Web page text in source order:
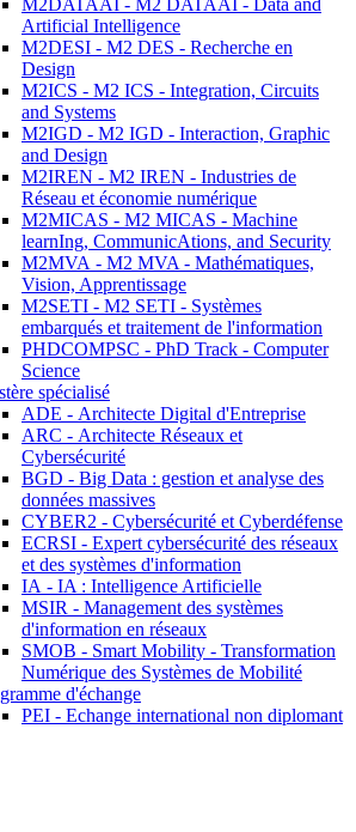
M2DATAAI - M2 DATAAI - Data and
Artificial Intelligence
M2DESI - M2 DES - Recherche en
Design
M2ICS - M2 ICS - Integration, Circuits
and Systems
M2IGD - M2 IGD - Interaction, Graphic
and Design
M2IREN - M2 IREN - Industries de
Réseau et économie numérique
M2MICAS - M2 MICAS - Machine
learnIng, CommunicAtions, and Security
M2MVA - M2 MVA - Mathématiques,
Vision, Apprentissage
M2SETI - M2 SETI - Systèmes
embarqués et traitement de l'information
PHDCOMPSC - PhD Track - Computer
Science
spécialisé
ADE - Architecte Digital d'Entreprise
ARC - Architecte Réseaux et
Cybersécurité
BGD - Big Data : gestion et analyse des
données massives
CYBER2 - Cybersécurité et Cyberdéfense
ECRSI - Expert cybersécurité des réseaux
et des systèmes d'information
IA - IA : Intelligence Artificielle
MSIR - Management des systèmes
d'information en réseaux
SMOB - Smart Mobility - Transformation
Numérique des Systèmes de Mobilité
d'échange
PEI - Echange international non diplomant